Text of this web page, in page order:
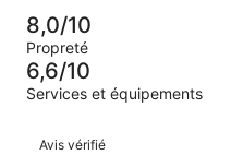
sur 21.
(Médiocre),
d’après 2 avis
sur 21.
voyageurs
de 2
(Horrible),
d’après 1 avis
sur 21.
8,0/10
Propreté
6,6/10
Services et équipements
Avis
Avis vérifié